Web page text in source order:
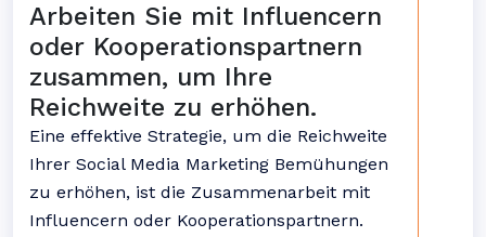
Arbeiten Sie mit Influencern
oder Kooperationspartnern
zusammen, um Ihre
Reichweite zu erhöhen.
Eine effektive Strategie, um die Reichweite
Ihrer Social Media Marketing Bemühungen
zu erhöhen, ist die Zusammenarbeit mit
Influencern oder Kooperationspartnern.